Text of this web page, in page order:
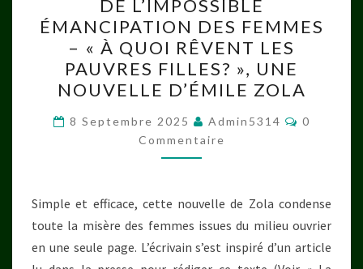
L’IMPOSSIBLE
ÉMANCIPATION
DES
FEMMES
–
« À
QUOI
RÊVENT
PAUVRES
FILLES? »,
UNE
DE L’IMPOSSIBLE
ÉMANCIPATION DES FEMMES
– « À QUOI RÊVENT LES
PAUVRES FILLES? », UNE
NOUVELLE D’ÉMILE ZOLA
8 Septembre 2025 Admin5314
0
Commentaire
Simple et efficace, cette nouvelle de Zola condense
toute la misère des femmes issues du milieu ouvrier
en une seule page. L’écrivain s’est inspiré d’un article